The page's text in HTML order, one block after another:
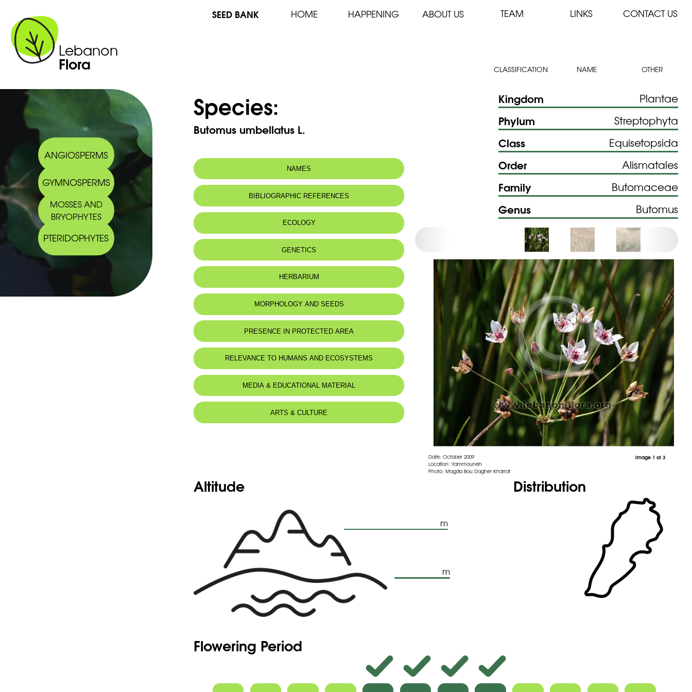
Lebanon
Flora
SEED BANK HOME HAPPENING ABOUT US TEAM LINKS CONTACT US
CLASSIFICATION NAME OTHER
ANGIOSPERMS
GYMNOSPERMS
MOSSES AND
BRYOPHYTES
PTERIDOPHYTES
Species:
Butomus umbellatus L.
NAMES
Common name: Butome en ombelle-jonc fleuri -
Umbelled flowering rush-water gladiole
عنار خيمي
BIBLIOGRAPHIC REFERENCES
ECOLOGY
Bord d'eaux permanentes.
GENETICS
HERBARIUM
MORPHOLOGY AND SEEDS
Botanic Description
-Rhizome horizontal épais.
-Feuilles toutes basales, dressées, linéaires, triquètres à la base, pouvant
atteindre 1 m. de haut sur 10 mm.
-Inflorescence terminale, ombelliforme, multiflore.
-Pédicelles 5-10 cm.
-Fleurs 20-25 mm. de diametre.
-Sépales roses, lavés de vert.
-Étamines 9.
PRESENCE IN PROTECTED AREA
RELEVANCE TO HUMANS AND ECOSYSTEMS
MEDIA & EDUCATIONAL MATERIAL
ARTS & CULTURE
Kingdom Plantae
Phylum Streptophyta
Class Equisetopsida
Order Alismatales
Family Butomaceae
Genus Butomus
Date: October 2009
Location: Yammouneh
Photo: Magda Bou Dagher Kharrat
Image 1 of 3
Altitude
m
m
Distribution
Flowering Period